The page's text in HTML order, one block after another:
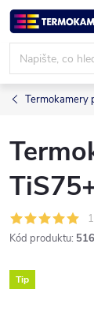
Přejít
na
obsah
Termokamery
Kód produktu:
Tip